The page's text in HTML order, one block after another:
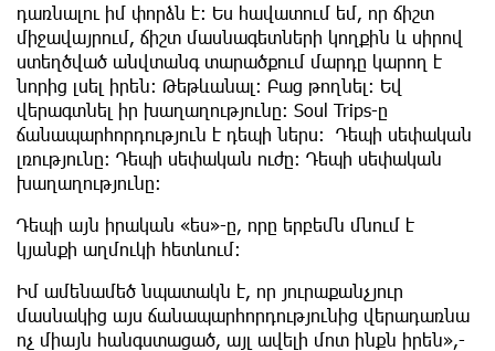
դառնալու իմ փորձն է։ Ես հավատում եմ, որ ճիշտ
միջավայրում, ճիշտ մասնագետների կողքին և սիրով
ստեղծված անվտանգ տարածքում մարդը կարող է
նորից լսել իրեն։ Թեթևանալ։ Բաց թողնել։ Եվ
վերագտնել իր խաղաղությունը։ Soul Trips-ը
ճանապարհորդություն է դեպի ներս։ Դեպի սեփական
լռությունը։ Դեպի սեփական ուժը։ Դեպի սեփական
խաղաղությունը։
Դեպի այն իրական «ես»-ը, որը երբեմն մնում է
կյանքի աղմուկի հետևում։
Իմ ամենամեծ նպատակն է, որ յուրաքանչյուր
մասնակից այս ճանապարհորդությունից վերադառնա
ոչ միայն հանգստացած, այլ ավելի մոտ ինքն իրեն»,-